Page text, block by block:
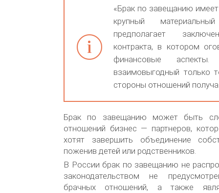
«Брак по завещанию
крупный
предполагает
контракта, в котором
финансовые
взаимовыгодный только
стороны отношений
Брак по завещанию может быть
отношений бизнес — партнеров,
хотят завершить объединение
поженив детей или родственников.
В России брак по завещанию не
законодательством не
брачных отношений, а также